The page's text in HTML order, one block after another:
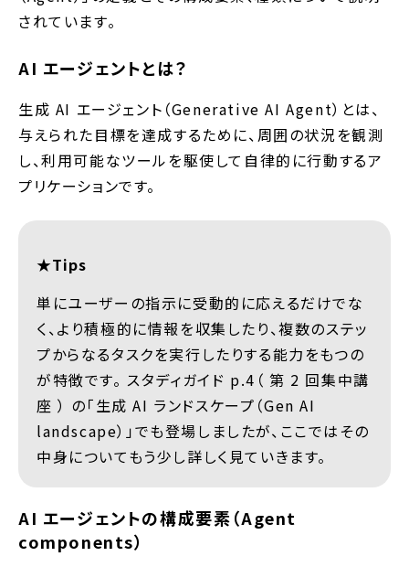
されています。
AI エージェントとは？
生成 AI エージェント（Generative AI Agent）とは、
与えられた目標を達成するために、周囲の状況を観測
し、利用可能なツールを駆使して自律的に行動するア
プリケーションです。
★Tips
単にユーザーの指示に受動的に応えるだけでな
く、より積極的に情報を収集したり、複数のステッ
プからなるタスクを実行したりする能力をもつの
が特徴です。 スタディガイド p.4（ 第 2 回集中講
座 ） の「生成 AI ランドスケープ（Gen AI
landscape）」でも登場しましたが、ここではその
中身についてもう少し詳しく見ていきます。
AI エージェントの構成要素（Agent
components）